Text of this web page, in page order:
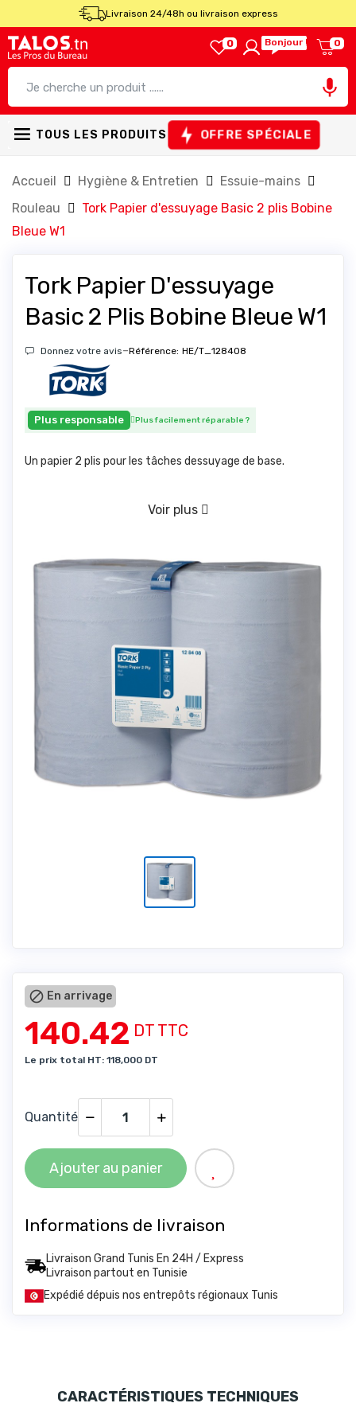
Livraison 24/48h ou livraison express
0 Bonjour ! 0

TOUS LES PRODUITS OFFRE SPÉCIALE
Accueil Hygiène & Entretien
Essuie-mains
Rouleau
Tork Papier d'essuyage Basic 2 plis Bobine
Bleue W1
Tork Papier D'essuyage
Basic 2 Plis Bobine Bleue W1
Donnez votre avis-Référence: HE/T_128408
Plus responsable Plus facilement réparable ?
Un papier 2 plis pour les tâches dessuyage de base.
Voir plus
 En arrivage
140.42DT TTC
Le prix total HT: 118,000 DT
Quantité
Ajouter au panier
Informations de livraison
Livraison Grand Tunis En 24H / Express
Livraison partout en Tunisie
Expédié dépuis nos entrepôts régionaux Tunis
CARACTÉRISTIQUES TECHNIQUES